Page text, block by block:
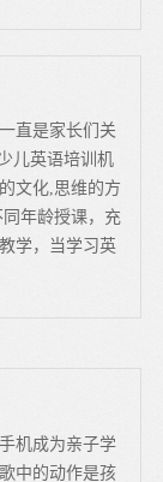
直是家长们关
儿英语培训机
文化,思维的方
年龄授课，充
学，当学习英
机成为亲子学
中的动作是孩